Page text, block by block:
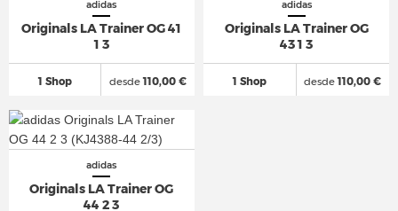
adidas
Originals LA Trainer OG 41
1 3
1 Shop desde110,00 €
adidas
Originals LA Trainer OG
43 1 3
1 Shop desde110,00 €
adidas
Originals LA Trainer OG
44 2 3